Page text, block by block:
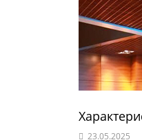
23.05.2025